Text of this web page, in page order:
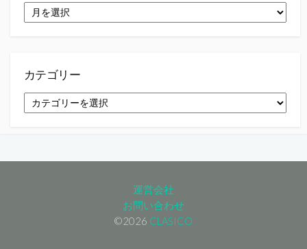
ー
カテゴリー
テ
運営会社
お問い合わせ
©2026 CLASICO